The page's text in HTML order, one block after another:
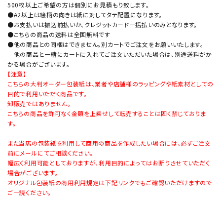
500枚以上ご希望の方は個別にお見積もり致します。
●A2以上は絵柄の向きは紙に対してタテ配置になります。
●お支払いは振込前払いか、クレジットカード一括払いのみとなります。
●こちらの商品の送料は全国無料です
●他の商品との同梱はできません。別カートでご注文をお願いいたします。
他の商品と一緒にカートに入れてご注文いただいた場合は、別途送料がか
かる場合がございます。
【注意】
こちらの大判オーダー包装紙は、業者や店舗様のラッピングや紙素材としての
目的で利用いただく商品です。
卸販売ではありません。
こちらの商品を許可なく金額を上乗せして転売することは固く禁じておりま
す。
また当店の包装紙を利用して商用の商品を作成したい場合には、必ずご注文
前にメールにてご相談ください。
幅広く利用可能としておりますが、利用目的によってはお断りさせていただく
場合がございます。
オリジナル包装紙の商用利用規定は下記リンクでもご確認いただけますので
ご一読ください。